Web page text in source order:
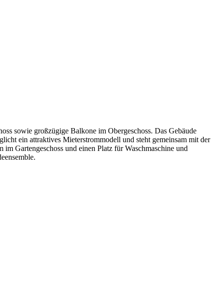
sowie großzügige Balkone im Obergeschoss. Das Gebäude
ein attraktives Mieterstrommodell und steht gemeinsam mit der
Gartengeschoss und einen Platz für Waschmaschine und